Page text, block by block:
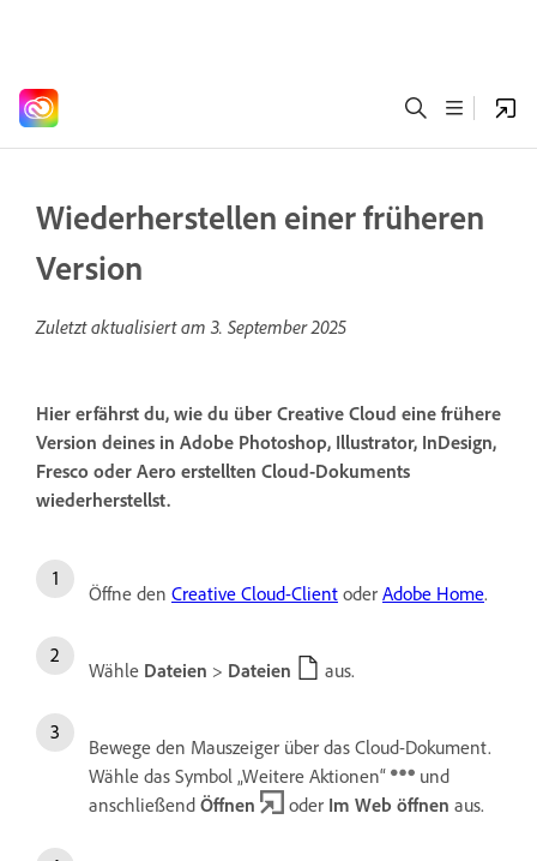
Wiederherstellen einer früheren
Version
Zuletzt aktualisiert am 3. September 2025
Hier erfährst du, wie du über Creative Cloud eine frühere
Version deines in Adobe Photoshop, Illustrator, InDesign,
Fresco oder Aero erstellten Cloud-Dokuments
wiederherstellst.
Öffne den Creative Cloud-Client oder Adobe Home.
Wähle Dateien > Dateien aus.
Bewege den Mauszeiger über das Cloud-Dokument.
Wähle das Symbol „Weitere Aktionen“
und
anschließend Öffnen oder Im Web öffnen aus.